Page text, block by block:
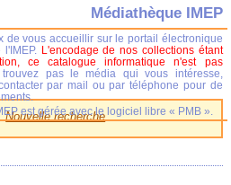
Nouvelle recherche
Médiathèque IMEP
de vous accueillir sur le portail électronique
L'encodage de nos collections étant
ce catalogue informatique n'est pas
pas le média qui vous intéresse,
par mail ou par téléphone pour de
est gérée avec le logiciel libre « PMB ».